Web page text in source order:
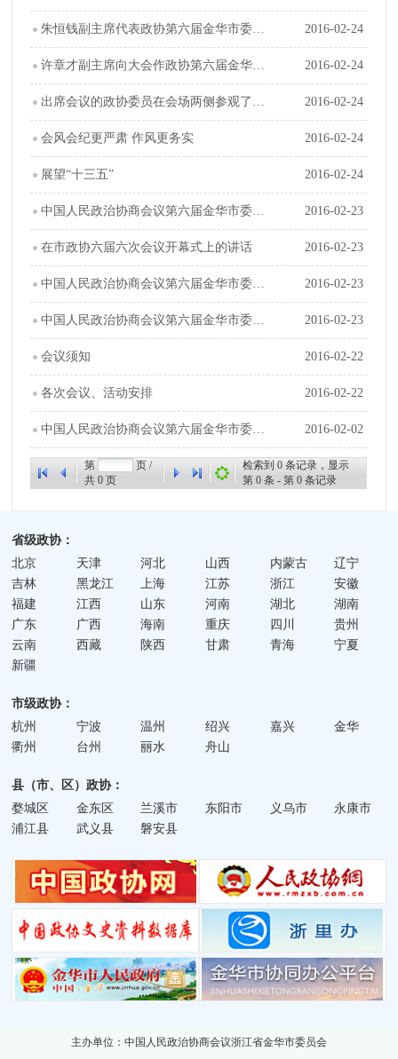
朱恒钱副主席代表政协第六届金华市委员会常务委员会向大会作工作报告 2016-02-24
许章才副主席向大会作政协第六届金华市委员会常务委员会关于六届五次会议以来提案工作情况的报告 2016-02-24
出席会议的政协委员在会场两侧参观了我市十二五成就展 2016-02-24
会风会纪更严肃 作风更务实 2016-02-24
展望“十三五” 2016-02-24
中国人民政治协商会议第六届金华市委员会第六次会议议程 2016-02-23
在市政协六届六次会议开幕式上的讲话 2016-02-23
中国人民政治协商会议第六届金华市委员会常会工作报告 2016-02-23
中国人民政治协商会议第六届金华市委员会常务委员会关于六届五次会议以来提案工作情况的报告 2016-02-23
会议须知 2016-02-22
各次会议、活动安排 2016-02-22
中国人民政治协商会议第六届金华市委员会第六次会议日程 2016-02-02
第
页 /
共0 页
检索到0 条记录，显示
第0 条 - 第0 条记录
省级政协：
北京
天津 河北 山西 内蒙古
辽宁
吉林
黑龙江 上海 江苏 浙江
安徽
福建
江西 山东 河南 湖北
湖南
广东
广西 海南 重庆 四川
贵州
云南
西藏 陕西 甘肃 青海
宁夏
新疆
市级政协：
杭州
宁波 温州 绍兴 嘉兴
金华
衢州
台州 丽水 舟山
县（市、区）政协：
婺城区
金东区 兰溪市 东阳市 义乌市
永康市
浦江县
武义县 磐安县
主办单位：中国人民政治协商会议浙江省金华市委员会